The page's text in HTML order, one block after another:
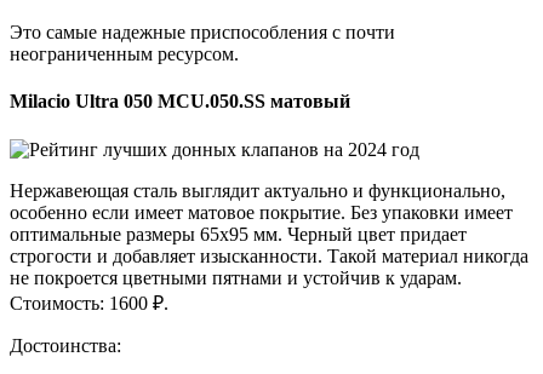
Это самые надежные приспособления с почти
неограниченным ресурсом.
Milacio Ultra 050 MCU.050.SS матовый
Нержавеющая сталь выглядит актуально и функционально,
особенно если имеет матовое покрытие. Без упаковки имеет
оптимальные размеры 65х95 мм. Черный цвет придает
строгости и добавляет изысканности. Такой материал никогда
не покроется цветными пятнами и устойчив к ударам.
Стоимость: 1600 ₽.
Достоинства: